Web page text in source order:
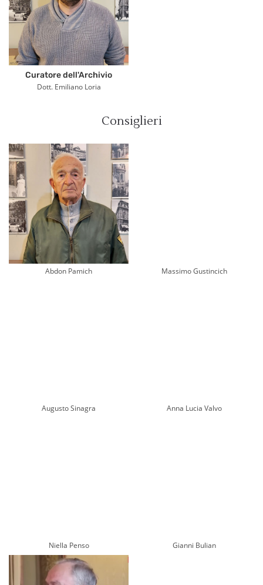
Curatore dell'Archivio
Dott. Emiliano Loria
Consiglieri
Abdon Pamich Massimo Gustincich
Augusto Sinagra Anna Lucia Valvo
Niella Penso Gianni Bulian